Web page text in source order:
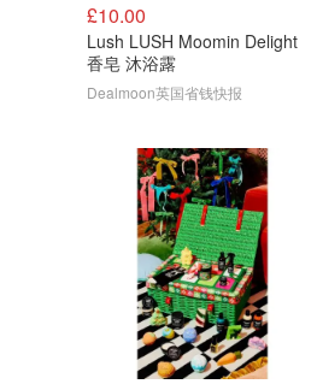
£10.00
Lush LUSH Moomin Delight
香皂 沐浴露
Dealmoon英国省钱快报